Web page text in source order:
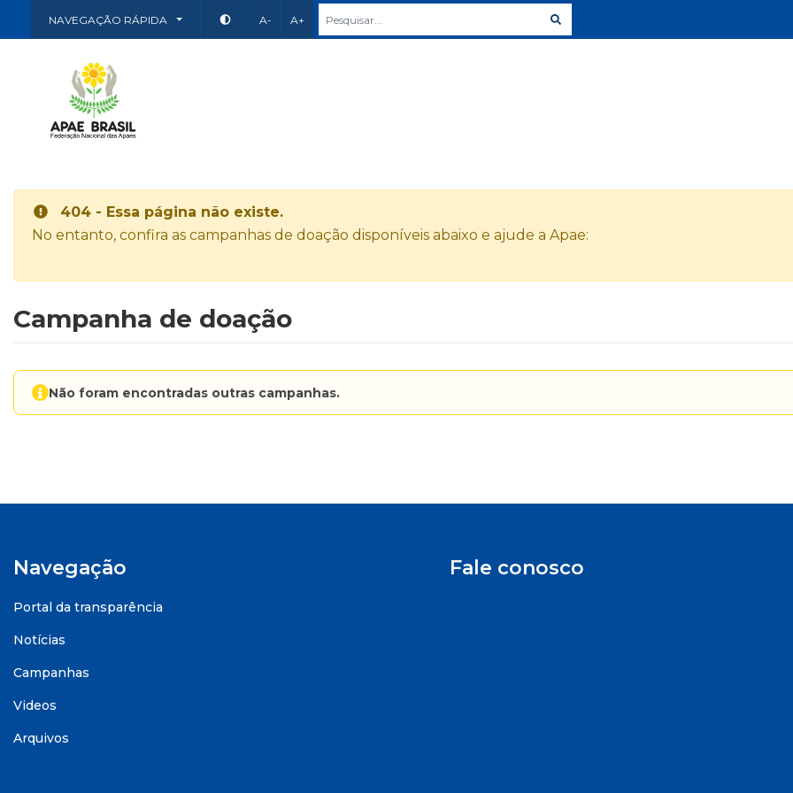
NAVEGAÇÃO RÁPIDA A- A+
404 - Essa página não existe.
No entanto, confira as campanhas de doação disponíveis abaixo e ajude a Apae:
Campanha de doação
Não foram encontradas outras campanhas.
Navegação
Portal da transparência
Notícias
Campanhas
Videos
Arquivos
Fale conosco